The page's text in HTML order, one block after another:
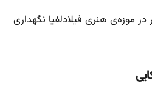
موزه‌ی هنری فیلادلفیا نگهداری